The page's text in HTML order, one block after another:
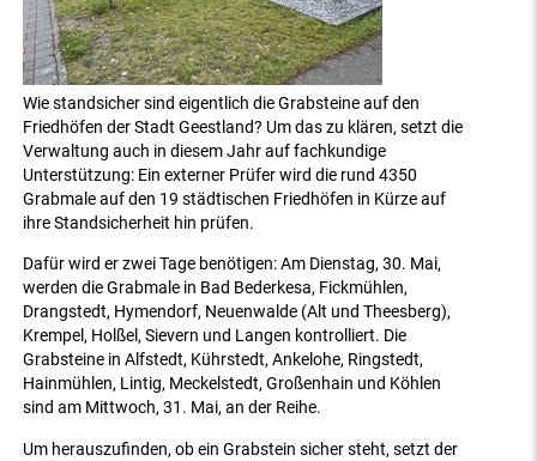
Wie standsicher sind eigentlich die Grabsteine auf den
Friedhöfen der Stadt Geestland? Um das zu klären, setzt die
Verwaltung auch in diesem Jahr auf fachkundige
Unterstützung: Ein externer Prüfer wird die rund 4350
Grabmale auf den 19 städtischen Friedhöfen in Kürze auf
ihre Standsicherheit hin prüfen.
Dafür wird er zwei Tage benötigen: Am Dienstag, 30. Mai,
werden die Grabmale in Bad Bederkesa, Fickmühlen,
Drangstedt, Hymendorf, Neuenwalde (Alt und Theesberg),
Krempel, Holßel, Sievern und Langen kontrolliert. Die
Grabsteine in Alfstedt, Kührstedt, Ankelohe, Ringstedt,
Hainmühlen, Lintig, Meckelstedt, Großenhain und Köhlen
sind am Mittwoch, 31. Mai, an der Reihe.
Um herauszufinden, ob ein Grabstein sicher steht, setzt der